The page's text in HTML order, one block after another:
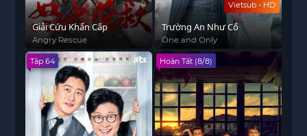
Giải Cứu Khẩn Cấp
Angry Rescue
Vietsub - HD
Trường An Như Cố
One and Only
Tập 64 Hoàn Tất (8/8)